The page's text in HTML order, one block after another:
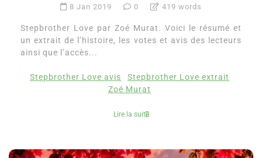
8 Jan 2019 0 419 words
Stepbrother Love par Zoé Murat. Voici le résumé et
un extrait de l’histoire, les votes et avis des lecteurs
ainsi que l’accès...
Stepbrother Love avis
Stepbrother Love extrait
Zoé Murat
Lire la suite